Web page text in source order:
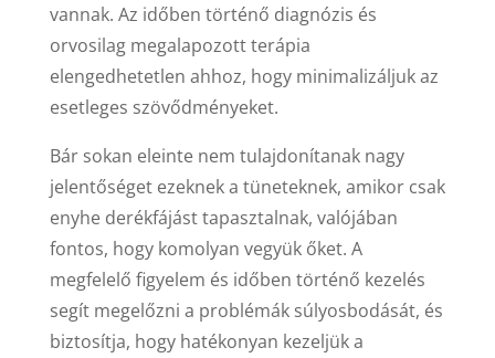
vannak. Az időben történő diagnózis és
orvosilag megalapozott terápia
elengedhetetlen ahhoz, hogy minimalizáljuk az
esetleges szövődményeket.
Bár sokan eleinte nem tulajdonítanak nagy
jelentőséget ezeknek a tüneteknek, amikor csak
enyhe derékfájást tapasztalnak, valójában
fontos, hogy komolyan vegyük őket. A
megfelelő figyelem és időben történő kezelés
segít megelőzni a problémák súlyosbodását, és
biztosítja, hogy hatékonyan kezeljük a